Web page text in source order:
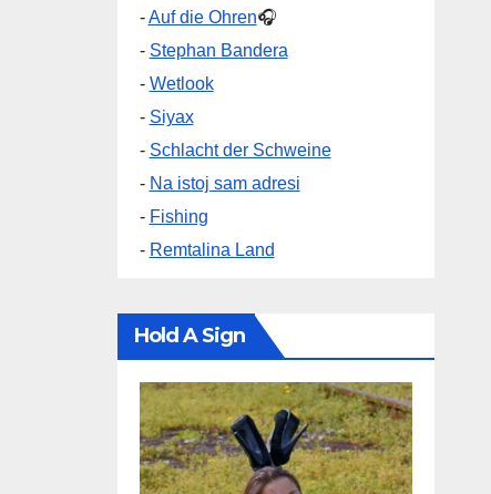
-Auf die Ohren🎧
- Stephan Bandera
- Wetlook
- Siyax
- Schlacht der Schweine
- Na istoj sam adresi
- Fishing
- Remtalina Land
Hold A Sign